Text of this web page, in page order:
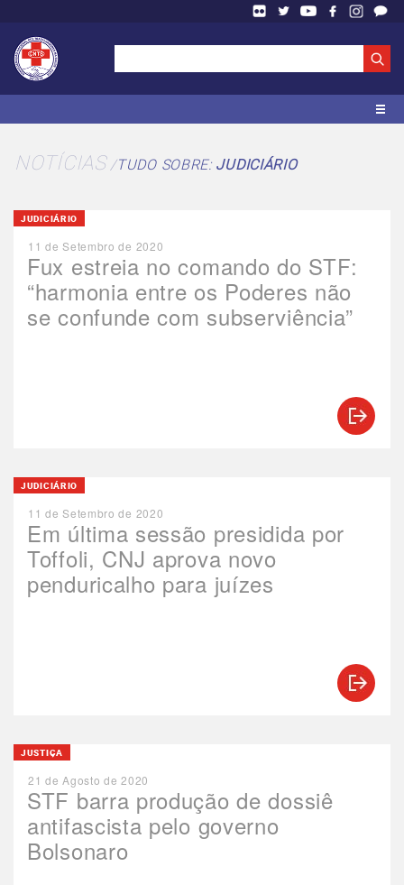
NOTÍCIAS TUDO SOBRE: JUDICIÁRIO
Fux estreia no comando do STF:
“harmonia entre os Poderes não
se confunde com subserviência”
JUDICIÁRIO
11 de Setembro de 2020
Em última sessão presidida por
Toffoli, CNJ aprova novo
penduricalho para juízes
JUDICIÁRIO
11 de Setembro de 2020
STF barra produção de dossiê
antifascista pelo governo
Bolsonaro
JUSTIÇA
21 de Agosto de 2020